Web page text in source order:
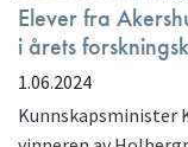
Elever fra
i årets
1.06.2024
Kunnskapsminister